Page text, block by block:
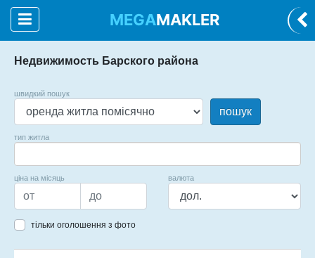
MEGAMAKLER
Недвижимость Барского района
швидкий пошук
пошук
тип житла
ціна на місяць валюта
тільки оголошення з фото